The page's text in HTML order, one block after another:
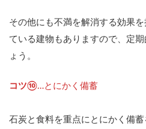
その他にも不満を解消する効果
ている建物もありますので、定
ょう。
コツ⑩…とにかく備蓄
石炭と食料を重点にとにかく備蓄